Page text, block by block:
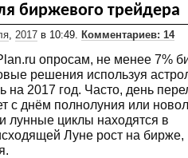
биржевого трейдера
, 2017 в 10:49. Комментариев: 14
опросам, не менее 7%
решения используя
на 2017 год. Часто, день
с днём полнолуния или
циклы находятся в
Луне рост на бирже,